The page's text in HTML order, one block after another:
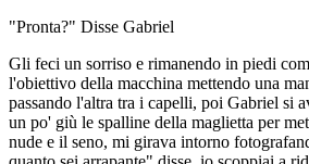
"Pronta?" Disse Gabriel
Gli feci un sorriso e rimanendo in piedi
l'obiettivo della macchina mettendo una
passando l'altra tra i capelli, poi Gabriel si
un po' giù le spalline della maglietta per
nude e il seno, mi girava intorno